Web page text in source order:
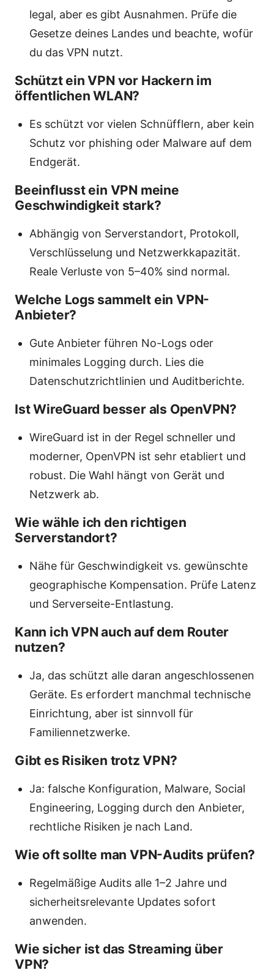
legal, aber es gibt Ausnahmen. Prüfe die
Gesetze deines Landes und beachte, wofür
du das VPN nutzt.
Schützt ein VPN vor Hackern im
öffentlichen WLAN?
Es schützt vor vielen Schnüfflern, aber kein
Schutz vor phishing oder Malware auf dem
Endgerät.
Beeinflusst ein VPN meine
Geschwindigkeit stark?
Abhängig von Serverstandort, Protokoll,
Verschlüsselung und Netzwerkkapazität.
Reale Verluste von 5–40% sind normal.
Welche Logs sammelt ein VPN-
Anbieter?
Gute Anbieter führen No-Logs oder
minimales Logging durch. Lies die
Datenschutzrichtlinien und Auditberichte.
Ist WireGuard besser als OpenVPN?
WireGuard ist in der Regel schneller und
moderner, OpenVPN ist sehr etabliert und
robust. Die Wahl hängt von Gerät und
Netzwerk ab.
Wie wähle ich den richtigen
Serverstandort?
Nähe für Geschwindigkeit vs. gewünschte
geographische Kompensation. Prüfe Latenz
und Serverseite-Entlastung.
Kann ich VPN auch auf dem Router
nutzen?
Ja, das schützt alle daran angeschlossenen
Geräte. Es erfordert manchmal technische
Einrichtung, aber ist sinnvoll für
Familiennetzwerke.
Gibt es Risiken trotz VPN?
Ja: falsche Konfiguration, Malware, Social
Engineering, Logging durch den Anbieter,
rechtliche Risiken je nach Land.
Wie oft sollte man VPN-Audits prüfen?
Regelmäßige Audits alle 1–2 Jahre und
sicherheitsrelevante Updates sofort
anwenden.
Wie sicher ist das Streaming über
VPN?